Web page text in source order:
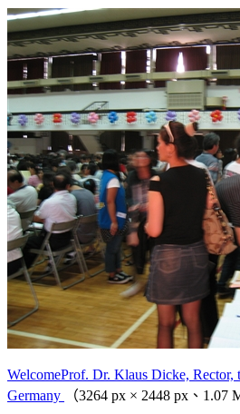
WelcomeProf. Dr. Klaus Dicke, Rector,
Germany
（3264 px × 2448 px、1.07